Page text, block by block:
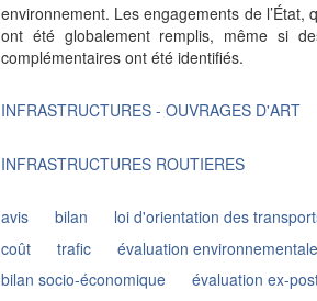
environnement. Les engagements de
ont été globalement remplis, même si
complémentaires ont été identifiés.
INFRASTRUCTURES - OUVRAGES D'ART
INFRASTRUCTURES ROUTIERES
avis bilan loi d'orientation des
coût
trafic évaluation environnementale
bilan socio-économique
évaluation ex-